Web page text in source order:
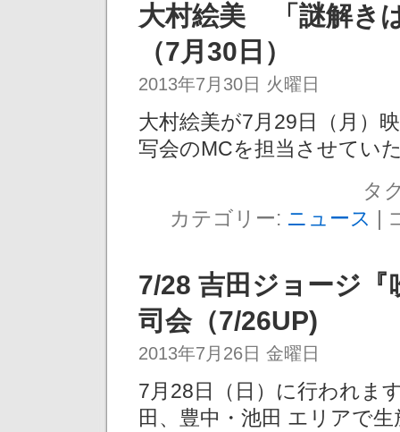
大村絵美 「謎解き
（7月30日）
2013年7月30日 火曜日
大村絵美が7月29日（月）
写会のMCを担当させてい
タ
カテゴリー: ニュース |
7/28 吉田ジョージ
司会（7/26UP)
2013年7月26日 金曜日
7月28日（日）に行われま
田、豊中・池田 エリアで